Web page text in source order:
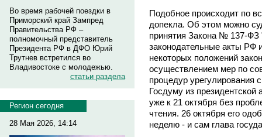
Во время рабочей поездки в
Приморский край Зампред
Правительства РФ –
полномочный представитель
Президента РФ в ДФО Юрий
Трутнев встретился во
Владивостоке с молодежью.
статьи раздела
Регион сегодня
28 Мая 2026, 14:14
Подобное происходит по
допекла. Об этом можно
принятия Закона № 137-ФЗ
законодательные акты РФ
некоторых положений
осуществлением мер по
процедур урегулирования
Госдуму из президентской
уже к 21 октября без
чтения. 26 октября его
неделю - и сам глава